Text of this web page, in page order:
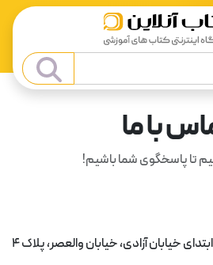
با ما
تا پاسخگوی شما باشیم!
خیابان آزادی، خیابان والعصر، پلاک 4